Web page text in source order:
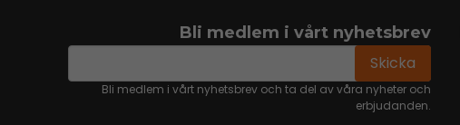
Bli medlem i vårt nyhetsbrev
email Skicka
Bli medlem i vårt nyhetsbrev och ta del av våra nyheter och
erbjudanden.